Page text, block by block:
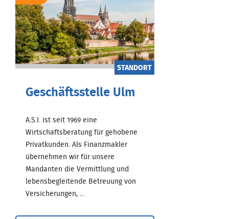
STANDORT
Geschäftsstelle Ulm
A.S.I. ist seit 1969 eine
Wirtschaftsberatung für gehobene
Privatkunden. Als Finanzmakler
übernehmen wir für unsere
Mandanten die Vermittlung und
lebensbegleitende Betreuung von
Versicherungen, ...